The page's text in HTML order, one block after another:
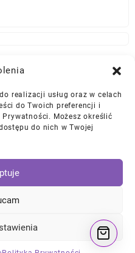
realizacji usług oraz w celach
do Twoich preferencji i
Możesz określić
do nich w Twojej
z Gwarancją Dożywotnią!*
i Zwroty
Ciasteczka
Mail
Garage
WordPress Theme